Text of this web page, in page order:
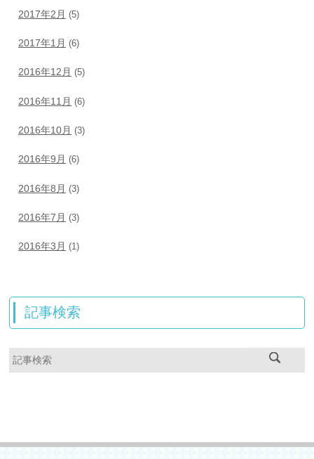
2017年2月 (5)
2017年1月 (6)
2016年12月 (5)
2016年11月 (6)
2016年10月 (3)
2016年9月 (6)
2016年8月 (3)
2016年7月 (3)
2016年3月 (1)
記事検索